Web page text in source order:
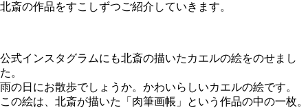
北斎の作品をすこしずつご紹介していきます。
公式インスタグラムにも北斎の描いたカエルの絵をのせまし
た。
雨の日にお散歩でしょうか。かわいらしいカエルの絵です。
この絵は、北斎が描いた「肉筆画帳」という作品の中の一枚。